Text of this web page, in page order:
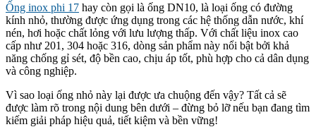
Ống inox phi 17 hay còn gọi là ống DN10, là loại ống có đường
kính nhỏ, thường được ứng dụng trong các hệ thống dẫn nước, khí
nén, hơi hoặc chất lỏng với lưu lượng thấp. Với chất liệu inox cao
cấp như 201, 304 hoặc 316, dòng sản phẩm này nổi bật bởi khả
năng chống gỉ sét, độ bền cao, chịu áp tốt, phù hợp cho cả dân dụng
và công nghiệp.
Vì sao loại ống nhỏ này lại được ưa chuộng đến vậy? Tất cả sẽ
được làm rõ trong nội dung bên dưới – đừng bỏ lỡ nếu bạn đang tìm
kiếm giải pháp hiệu quả, tiết kiệm và bền vững!